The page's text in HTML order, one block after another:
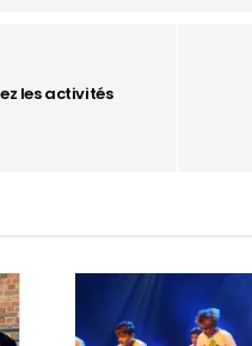
les activités